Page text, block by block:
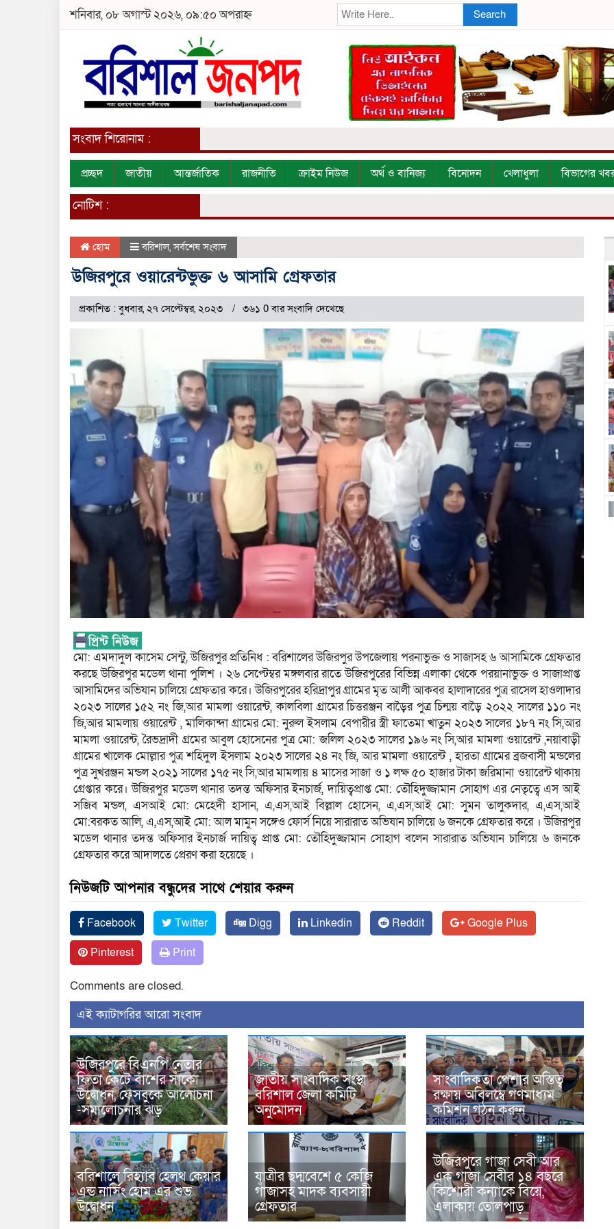
শনিবার, ০৮ অগাস্ট ২০২৬, ০৯:৫০ অপরাহ্ন Search
সংবাদ শিরোনাম :
প্রচ্ছদ জাতীয় আন্তর্জাতিক রাজনীতি ক্রাইম নিউজ অর্থ ও বানিজ্য বিনোদন খেলাধুলা বিভাগের
নোটিশ :
হোম বরিশাল,সর্বশেষ সংবাদ
উজিরপুরে ওয়ারেন্টভুক্ত ৬ আসামি গ্রেফতার
প্রকাশিত : বুধবার, ২৭ সেপ্টেম্বর, ২০২৩ ৩৬১ 0 বার সংবাদি দেখেছে
মো: এমদাদুল কাসেম সেন্টু, উজিরপুর প্রতিনিধ : বরিশালের উজিরপুর উপজেলায় পরনাভুক্ত ও সাজাসহ ৬ আসামিকে গ্রেফতার
করছে উজিরপুর মডেল থানা পুলিশ । ২৬ সেপ্টেম্বর মঙ্গলবার রাতে উজিরপুরের বিভিন্ন এলাকা থেকে পরয়ানাভুক্ত ও সাজাপ্রাপ্ত
আসামিদের অভিযান চালিয়ে গ্রেফতার করে। উজিরপুরের হরিদ্রাপুর গ্রামের মৃত আলী আকবর হালাদারের পুত্র রাসেল হাওলাদার
২০২৩ সালের ১৫২ নং জি,আর মামলা ওয়ারেন্ট, কালবিলা গ্রামের চিত্তরঞ্জন বাড়ৈর পুত্র চিন্ময় বাড়ৈ ২০২২ সালের ১১০ নং
জি,আর মামলায় ওয়ারেন্ট , মালিকান্দা গ্রামের মো: নুরুল ইসলাম বেপারীর স্ত্রী ফাতেমা খাতুন ২০২৩ সালের ১৮৭ নং সি,আর
মামলা ওয়ারেন্ট, রৈভদ্রাদী গ্রমের আবুল হোসেনের পুত্র মো: জলিল ২০২৩ সালের ১৯৬ নং সি,আর মামলা ওয়ারেন্ট ,নয়াবাড়ী
গ্রামের খালেক মোল্লার পুত্র শহিদুল ইসলাম ২০২৩ সালের ২৪ নং জি, আর মামলা ওয়ারেন্ট , হারতা গ্রামের ব্রজবাসী মন্ডলের
পুত্র সুখরঞ্জন মন্ডল ২০২১ সালের ১৭৫ নং সি,আর মামলায় ৪ মাসের সাজা ও ১ লক্ষ ৫০ হাজার টাকা জরিমানা ওয়ারেন্ট থাকায়
গ্রেপ্তার করে। উজিরপুর মডেল থানার তদন্ত অফিসার ইনচার্জ, দায়িত্বপ্রাপ্ত মো: তৌহিদুজ্জামান সোহাগ এর নেতৃত্বে এস আই
সজিব মন্ডল, এসআই মো: মেহেদী হাসান, এ,এস,আই বিল্লাল হোসেন, এ,এস,আই মো: সুমন তালুকদার, এ,এস,আই
মো:বরকত আলি, এ,এস,আই মো: আল মামুন সঙ্গেও ফোর্স নিয়ে সারারাত অভিযান চালিয়ে ৬ জনকে গ্রেফতার করে । উজিরপুর
মডেল থানার তদন্ত অফিসার ইনচার্জ দায়িত্ব প্রাপ্ত মো: তৌহিদুজ্জামান সোহাগ বলেন সারারাত অভিযান চালিয়ে ৬ জনকে
গ্রেফতার করে আদালতে প্রেরণ করা হয়েছে ।
নিউজটি আপনার বন্ধুদের সাথে শেয়ার করুন
Facebook Twitter Digg Linkedin Reddit
Google Plus
Pinterest
Print
Comments are closed.
‍এই ক্যাটাগরির ‍আরো সংবাদ
উজিরপুরে বিএনপি নেতার
ফিতা কেটে বাঁশের সাঁকো
উদ্বোধন, ফেসবুকে আলোচনা
-সমালোচনার ঝড়
জাতীয় সাংবাদিক সংস্থা
বরিশাল জেলা কমিটি
অনুমোদন
সাংবাদিকতা পেশার অস্তিত্ব
রক্ষায় অবিলম্বে গণমাধ্যম
কমিশন গঠন করুন
বরিশালে রিহ্যাব হেলথ কেয়ার
এন্ড নার্সিং হোম এর শুভ
উদ্বোধন
যাত্রীর ছদ্মবেশে ৫ কেজি
গাঁজাসহ মাদক ব্যবসায়ী
গ্রেফতার
উজিরপুরে গাজা সেবী আর
এক গাজা সেবীর ১৪ বছরে
কিশোরী কন্যাকে বিয়ে,
এলাকায় তোলপাড়